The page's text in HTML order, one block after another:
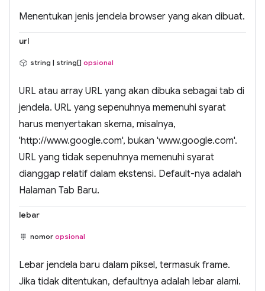
Menentukan jenis jendela browser yang akan dibuat.
url
string | string[] opsional
URL atau array URL yang akan dibuka sebagai tab di
jendela. URL yang sepenuhnya memenuhi syarat
harus menyertakan skema, misalnya,
'http://www.google.com', bukan 'www.google.com'.
URL yang tidak sepenuhnya memenuhi syarat
dianggap relatif dalam ekstensi. Default-nya adalah
Halaman Tab Baru.
lebar
nomor opsional
Lebar jendela baru dalam piksel, termasuk frame.
Jika tidak ditentukan, defaultnya adalah lebar alami.